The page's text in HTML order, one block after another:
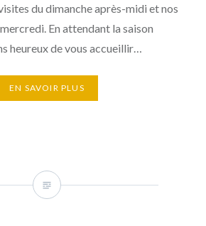
du dimanche après-midi et nos
En attendant la saison
heureux de vous accueillir…
EN SAVOIR PLUS